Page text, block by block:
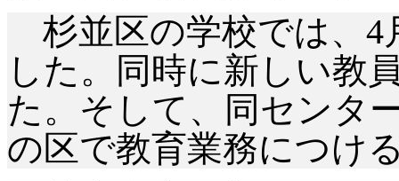
杉並区の学校では、 4
した。同時に新しい教
た。そして、同センタ
の区で教育業務につけ